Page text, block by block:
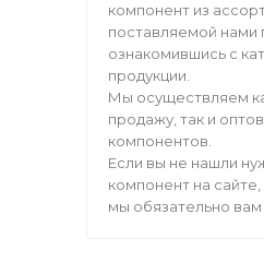
компонент из
поставляемой нами
ознакомившись с
продукции.
Мы осуществляем
продажу, так и
компонентов.
Если вы не нашли
компонент на
мы обязательно вам